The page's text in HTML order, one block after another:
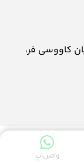
واتس‌اپ
کاووسی فر،
پارسیان